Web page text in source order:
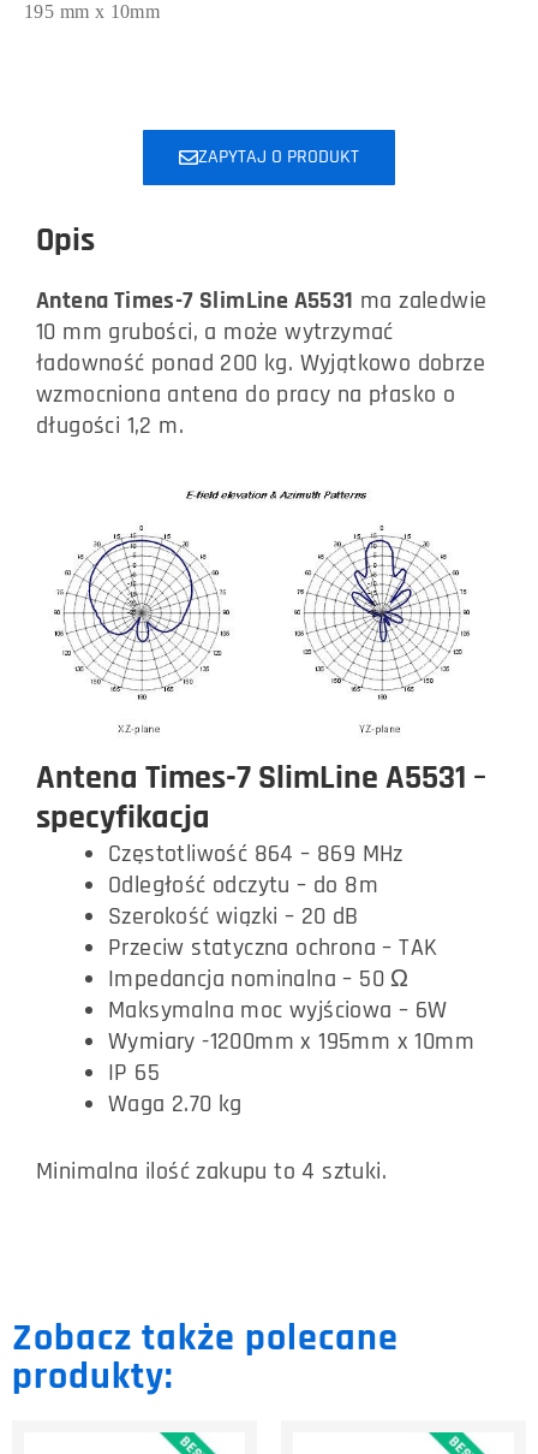
195 mm x 10mm
ZAPYTAJ O PRODUKT
Opis
Antena Times-7 SlimLine A5531 ma zaledwie
10 mm grubości, a może wytrzymać
ładowność ponad 200 kg. Wyjątkowo dobrze
wzmocniona antena do pracy na płasko o
długości 1,2 m.
Antena Times-7 SlimLine A5531 –
specyfikacja
Częstotliwość 864 – 869 MHz
Odległość odczytu – do 8m
Szerokość wiązki – 20 dB
Przeciw statyczna ochrona – TAK
Impedancja nominalna – 50 Ω
Maksymalna moc wyjściowa – 6W
Wymiary -1200mm x 195mm x 10mm
IP 65
Waga 2.70 kg
Minimalna ilość zakupu to 4 sztuki.
Zobacz także polecane
produkty: